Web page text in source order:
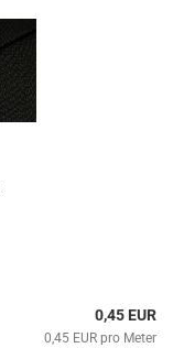
0,45 EUR
0,45 EUR pro Meter